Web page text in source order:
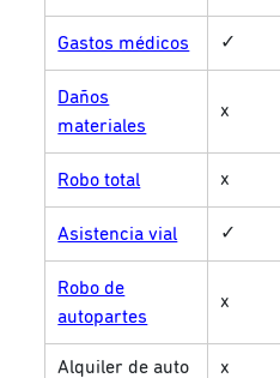
Gastos médicos ✓
Daños
materiales
x
Robo total x
Asistencia vial ✓
Robo de
autopartes
x
Alquiler de auto x